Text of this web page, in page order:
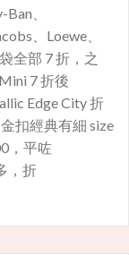
、
、Loewe、
全部 7 折，之
7 折後
Edge City 折
扣經典有細 size
，平咗
，折